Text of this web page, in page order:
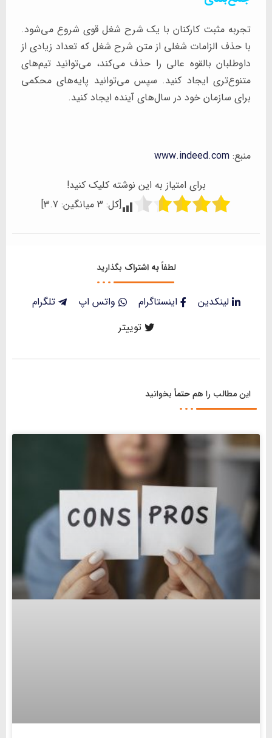
تجربه مثبت کارکنان با یک شرح شغل قوی شروع می‌شود.
با حذف الزامات شغلی از متن شرح شغل که تعداد زیادی از
داوطلبان بالقوه عالی را حذف می‌کند، می‌توانید تیم‌های
متنوع‌تری ایجاد کنید. سپس می‌توانید پایه‌های محکمی
برای سازمان خود در سال‌های آینده ایجاد کنید.
منبع:
برای امتیاز به این نوشته کلیک کنید!
[کل: 3 میانگین: 3.7
]
لطفاًبه اشتراک بگذارید
لینکدین اینستاگرام واتس اپ
تلگرام
توییتر
این مطالب را همحتماً بخوانید